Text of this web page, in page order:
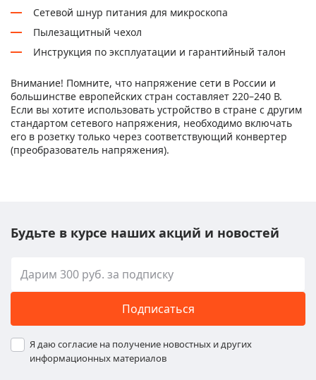
Сетевой шнур питания для микроскопа
Пылезащитный чехол
Инструкция по эксплуатации и гарантийный талон
Внимание! Помните, что напряжение сети в России и
большинстве европейских стран составляет 220–240 В.
Если вы хотите использовать устройство в стране с другим
стандартом сетевого напряжения, необходимо включать
его в розетку только через соответствующий конвертер
(преобразователь напряжения).
Будьте в курсе наших акций и новостей
Подписаться
Я даю согласие на получение новостных и других
информационных материалов